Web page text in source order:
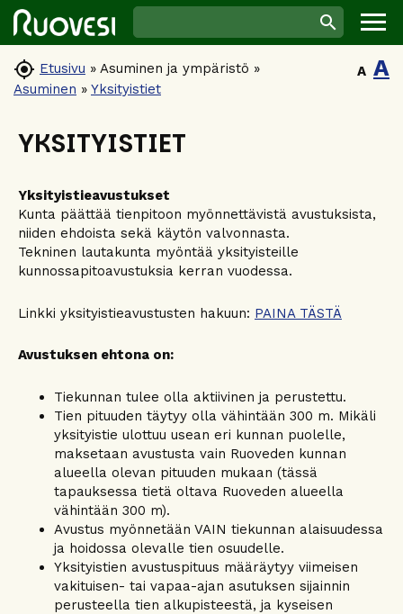
 Etusivu » Asuminen ja ympäristö »
Asuminen » Yksityistiet
A A
YKSITYISTIET
Yksityistieavustukset
Kunta päättää tienpitoon myönnettävistä avustuksista,
niiden ehdoista sekä käytön valvonnasta.
Tekninen lautakunta myöntää yksityisteille
kunnossapitoavustuksia kerran vuodessa.
Linkki yksityistieavustusten hakuun: PAINA TÄSTÄ
Avustuksen ehtona on:
Tiekunnan tulee olla aktiivinen ja perustettu.
Tien pituuden täytyy olla vähintään 300 m. Mikäli
yksityistie ulottuu usean eri kunnan puolelle,
maksetaan avustusta vain Ruoveden kunnan
alueella olevan pituuden mukaan (tässä
tapauksessa tietä oltava Ruoveden alueella
vähintään 300 m).
Avustus myönnetään VAIN tiekunnan alaisuudessa
ja hoidossa olevalle tien osuudelle.
Yksityistien avustuspituus määräytyy viimeisen
vakituisen- tai vapaa-ajan asutuksen sijainnin
perusteella tien alkupisteestä, ja kyseisen